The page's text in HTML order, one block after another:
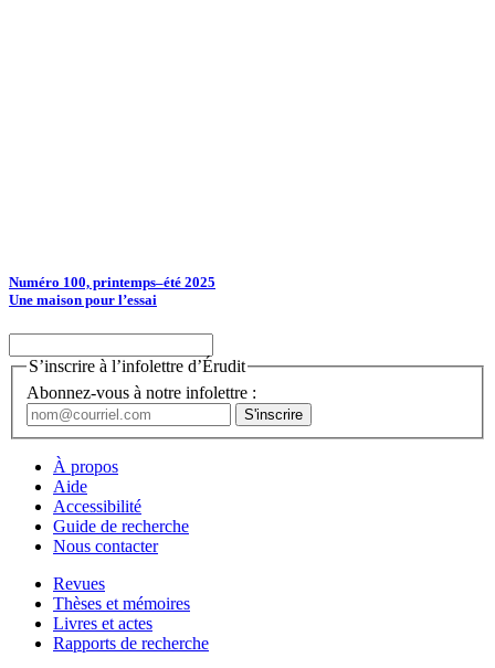
Numéro 100, printemps–été 2025
Une maison pour l’essai
S’inscrire à l’infolettre d’Érudit
Abonnez-vous à notre infolettre :
À propos
Aide
Accessibilité
Guide de recherche
Nous contacter
Revues
Thèses et mémoires
Livres et actes
Rapports de recherche